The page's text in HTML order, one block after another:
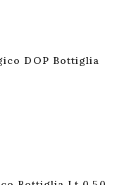
DOP Bottiglia